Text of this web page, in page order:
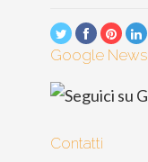
Google News
Contatti